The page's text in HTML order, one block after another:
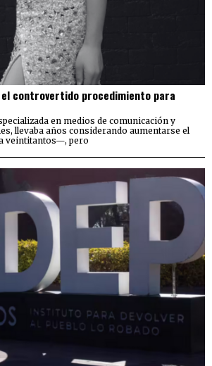
el controvertido procedimiento para
en medios de comunicación y
llevaba años considerando aumentarse el
veintitantos—, pero